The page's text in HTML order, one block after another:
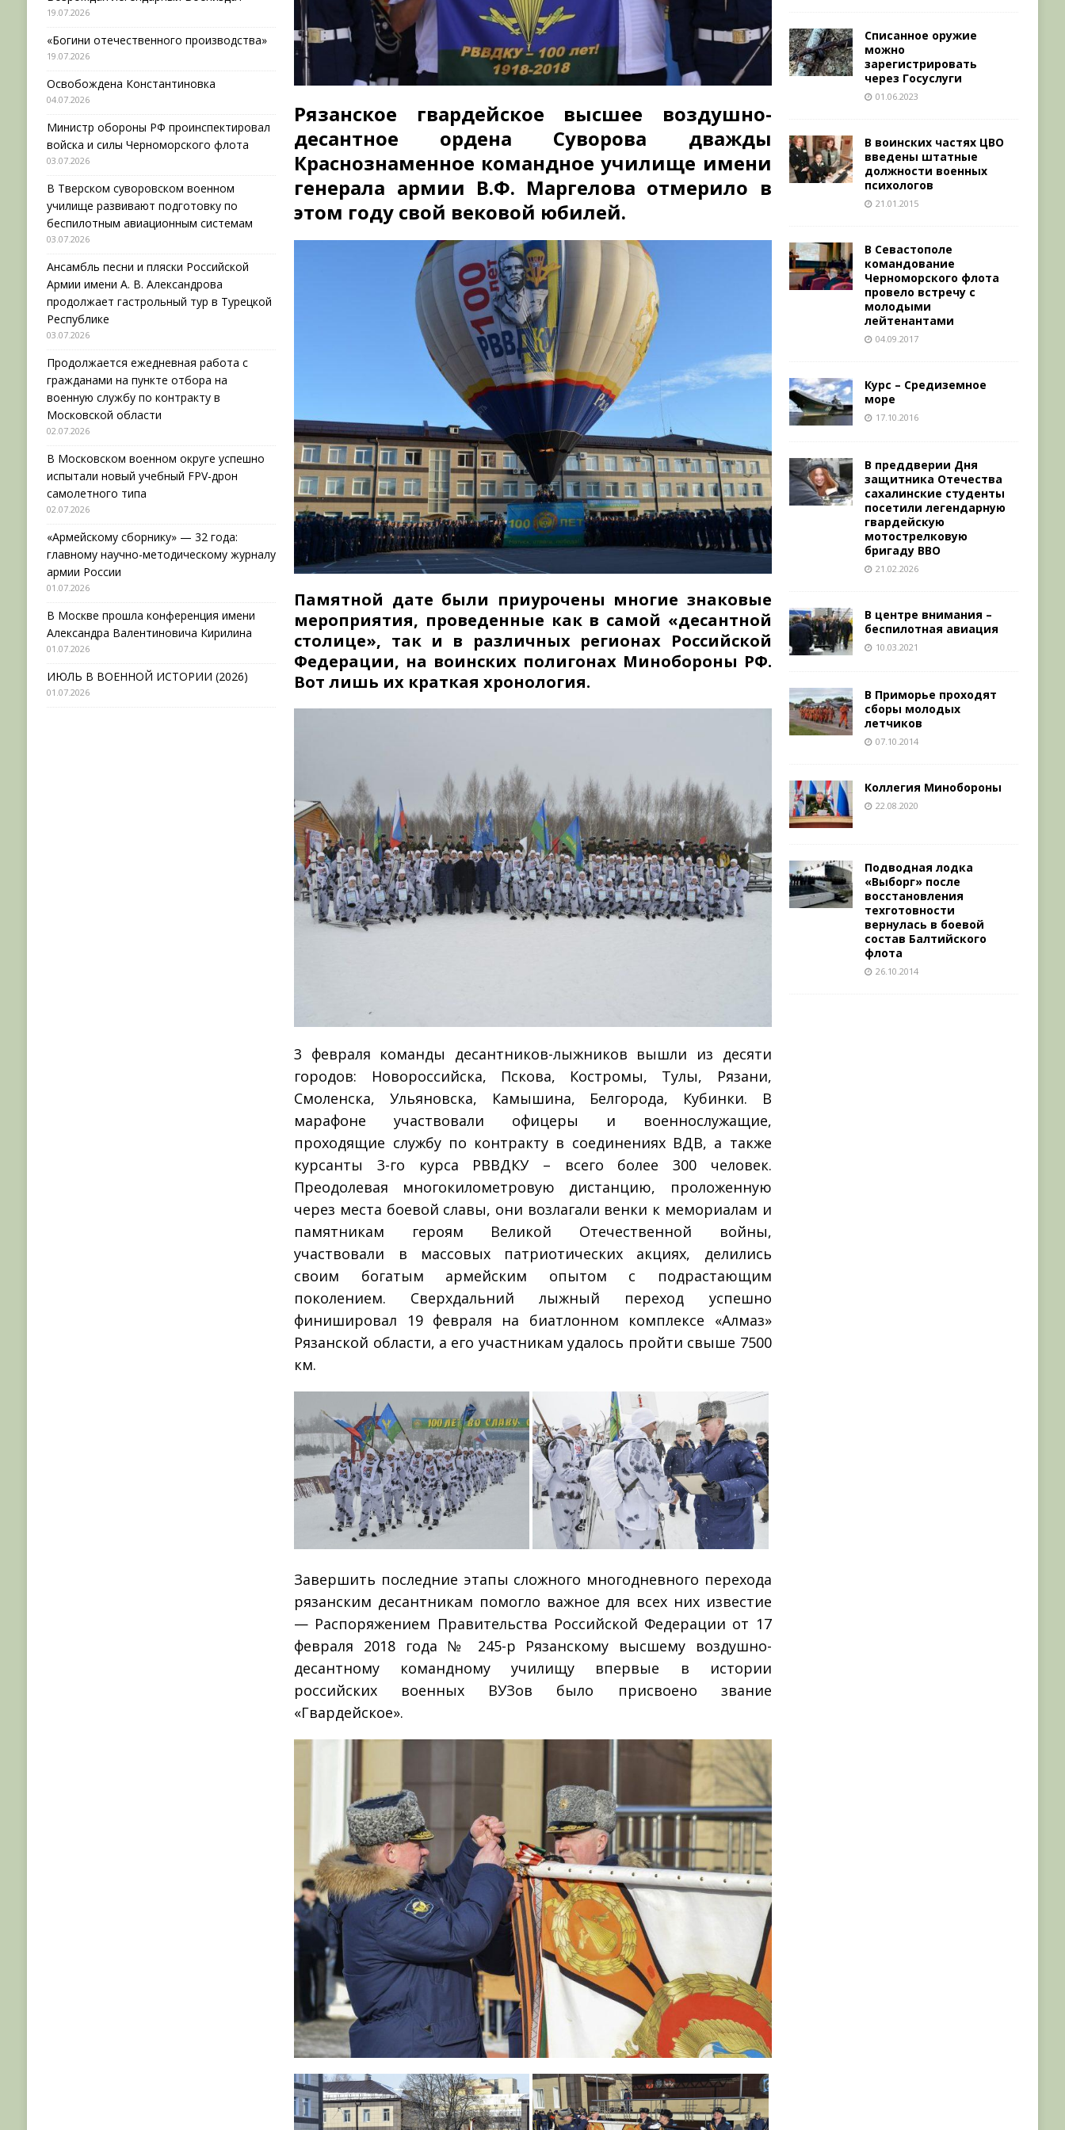
Рязанское гвардейское высшее воздушно-
десантное ордена Суворова дважды
Краснознаменное командное училище имени
генерала армии В.Ф. Маргелова отмерило в
этом году свой вековой юбилей.
Памятной дате были приурочены многие знаковые
мероприятия, проведенные как в самой «десантной
столице», так и в различных регионах Российской
Федерации, на воинских полигонах Минобороны РФ.
Вот лишь их краткая хронология.
3 февраля команды десантников-лыжников вышли из десяти
городов: Новороссийска, Пскова, Костромы, Тулы, Рязани,
Смоленска, Ульяновска, Камышина, Белгорода, Кубинки. В
марафоне участвовали офицеры и военнослужащие,
проходящие службу по контракту в соединениях ВДВ, а также
курсанты 3-го курса РВВДКУ – всего более 300 человек.
Преодолевая многокилометровую дистанцию, проложенную
через места боевой славы, они возлагали венки к мемориалам и
памятникам героям Великой Отечественной войны,
участвовали в массовых патриотических акциях, делились
своим богатым армейским опытом с подрастающим
поколением. Сверхдальний лыжный переход успешно
финишировал 19 февраля на биатлонном комплексе «Алмаз»
Рязанской области, а его участникам удалось пройти свыше 7500
км.
Завершить последние этапы сложного многодневного перехода
рязанским десантникам помогло важное для всех них известие
— Распоряжением Правительства Российской Федерации от 17
февраля 2018 года № 245-р Рязанскому высшему воздушно-
десантному командному училищу впервые в истории
российских военных ВУЗов было присвоено звание
«Гвардейское».
19.07.2026
«Богини отечественного производства»
19.07.2026
Освобождена Константиновка
04.07.2026
Министр обороны РФ проинспектировал
войска и силы Черноморского флота
03.07.2026
В Тверском суворовском военном
училище развивают подготовку по
беспилотным авиационным системам
03.07.2026
Ансамбль песни и пляски Российской
Армии имени А. В. Александрова
продолжает гастрольный тур в Турецкой
Республике
03.07.2026
Продолжается ежедневная работа с
гражданами на пункте отбора на
военную службу по контракту в
Московской области
02.07.2026
В Московском военном округе успешно
испытали новый учебный FPV-дрон
самолетного типа
02.07.2026
«Армейскому сборнику» — 32 года:
главному научно-методическому журналу
армии России
01.07.2026
В Москве прошла конференция имени
Александра Валентиновича Кирилина
01.07.2026
ИЮЛЬ В ВОЕННОЙ ИСТОРИИ (2026)
01.07.2026
Списанное оружие
можно
зарегистрировать
через Госуслуги
01.06.2023
В воинских частях ЦВО
введены штатные
должности военных
психологов
21.01.2015
В Севастополе
командование
Черноморского флота
провело встречу с
молодыми
лейтенантами
04.09.2017
Курс – Средиземное
море
17.10.2016
В преддверии Дня
защитника Отечества
сахалинские студенты
посетили легендарную
гвардейскую
мотострелковую
бригаду ВВО
21.02.2026
В центре внимания –
беспилотная авиация
10.03.2021
В Приморье проходят
сборы молодых
летчиков
07.10.2014
Коллегия Минобороны
22.08.2020
Подводная лодка
«Выборг» после
восстановления
техготовности
вернулась в боевой
состав Балтийского
флота
26.10.2014